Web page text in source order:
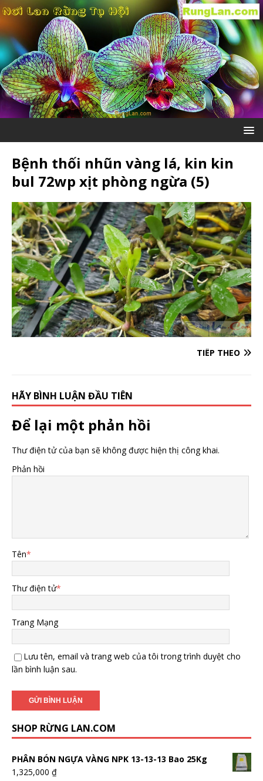
Bệnh thối nhũn vàng lá, kin kin
bul 72wp xịt phòng ngừa (5)
TIẾP THEO
HÃY BÌNH LUẬN ĐẦU TIÊN
Để lại một phản hồi
Thư điện tử của bạn sẽ không được hiện thị công khai.
Phản hồi
Tên*
Thư điện tử*
Trang Mạng
Lưu tên, email và trang web của tôi trong trình duyệt cho
lần bình luận sau.
SHOP RỪNG LAN.COM
PHÂN BÓN NGỰA VÀNG NPK 13-13-13 Bao 25Kg
1,325,000 ₫